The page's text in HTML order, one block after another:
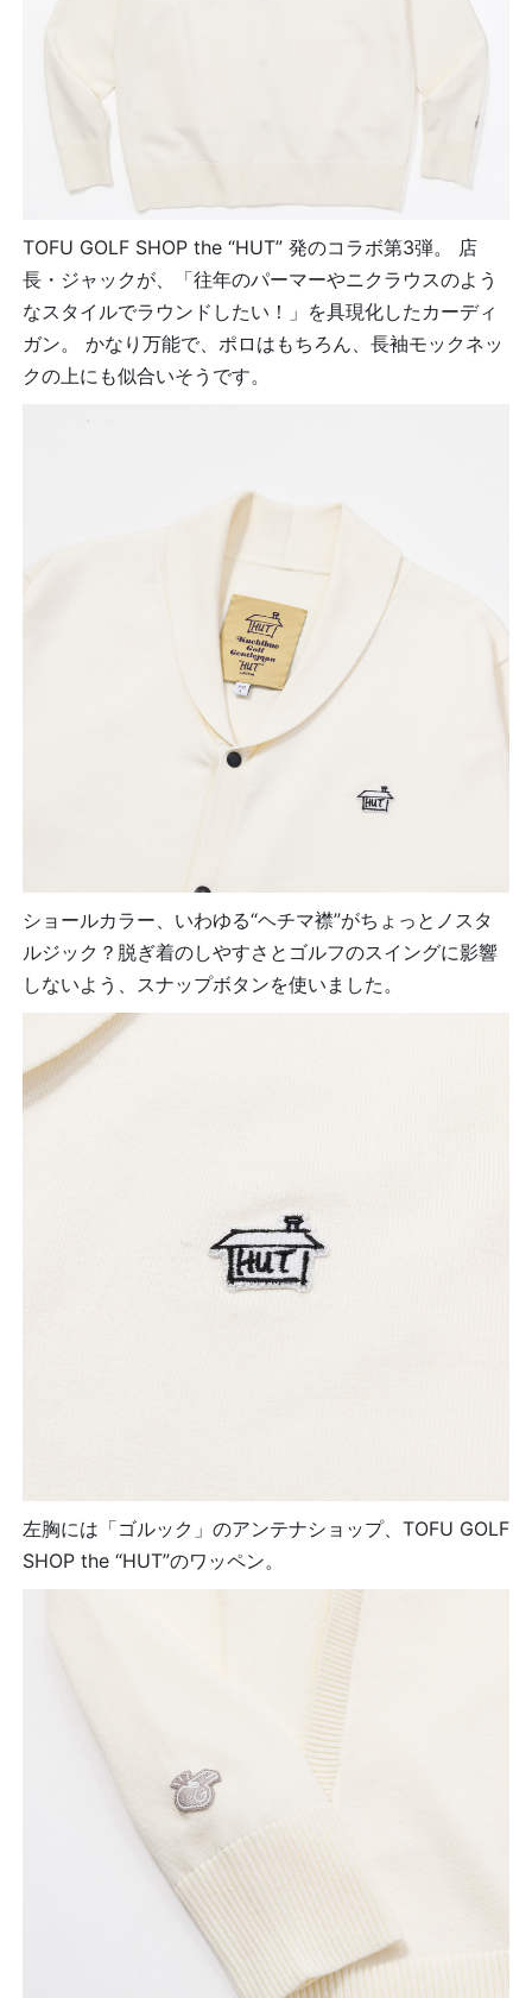
TOFU GOLF SHOP the “HUT” 発のコラボ第3弾。 店
長・ジャックが、「往年のパーマーやニクラウスのよう
なスタイルでラウンドしたい！」を具現化したカーディ
ガン。 かなり万能で、ポロはもちろん、長袖モックネッ
クの上にも似合いそうです。
ショールカラー、いわゆる“ヘチマ襟”がちょっとノスタ
ルジック？脱ぎ着のしやすさとゴルフのスイングに影響
しないよう、スナップボタンを使いました。
左胸には「ゴルック」のアンテナショップ、TOFU GOLF
SHOP the “HUT”のワッペン。